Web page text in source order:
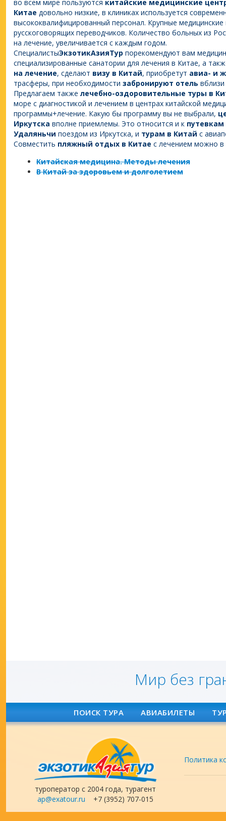
во всем мире пользуются китайские медицинские
Китае довольно низкие, в клиниках используется
высококвалифицированный персонал. Крупные
русскоговорящих переводчиков. Количество больных из
на лечение, увеличивается с каждым годом.
СпециалистыЭкзотикАзияТур порекомендуют вам
специализированные санатории для лечения в Китае, а
на лечение, сделают визу в Китай, приобретут авиа- и
трасферы, при необходимости забронируют отель
Предлагаем также лечебно-оздоровительные туры в
море с диагностикой и лечением в центрах китайской
программы+лечение. Какую бы программу вы не выбрали,
Иркутска вполне приемлемы. Это относится и к путевкам
Удаляньчи поездом из Иркутска, и турам в Китай с
Совместить пляжный отдых в Китае с лечением можно в
Китайская медицина. Методы лечения
В Китай за здоровьем и долголетием
Мир без
ПОИСК ТУРА АВИАБИЛЕТЫ
туроператор с 2004 года, турагент
ap@exatour.ru +7 (3952) 707-015
Политика